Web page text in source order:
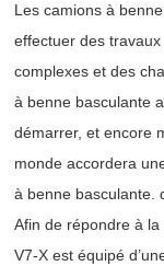
Les camions à
effectuer des
complexes et des
à benne basculante
démarrer, et encore
monde accordera
à benne basculante.
Afin de répondre à
V7-X est équipé